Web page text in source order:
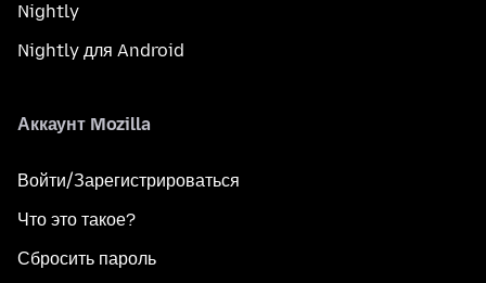
Nightly
Nightly для Android
Аккаунт Mozilla
Войти/Зарегистрироваться
Что это такое?
Сбросить пароль